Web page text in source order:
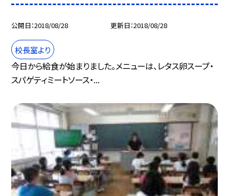
公開日 2018/08/28 更新日 2018/08/28
校長室より
今日から給食が始まりました。メニューは、レタス卵スープ・
スパゲティミートソース・...